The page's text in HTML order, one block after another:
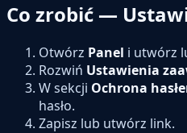
Co zrobić —
Otwórz Panel i utwórz
Rozwiń Ustawienia
W sekcji Ochrona
hasło.
Zapisz lub utwórz link.